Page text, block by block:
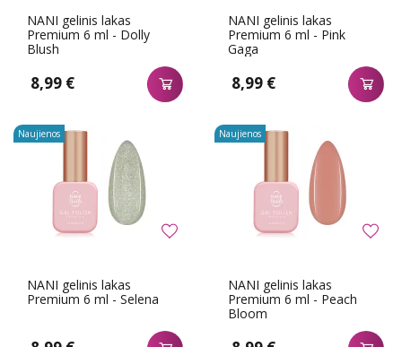
NANI gelinis lakas
Premium 6 ml - Dolly
Blush
8,99 €
NANI gelinis lakas
Premium 6 ml - Pink
Gaga
8,99 €
NANI gelinis lakas
Premium 6 ml - Selena
Naujienos
NANI gelinis lakas
Premium 6 ml - Peach
Bloom
Naujienos